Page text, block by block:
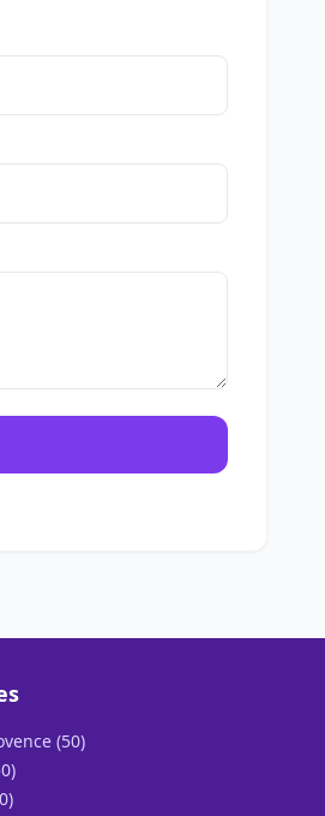
(50)